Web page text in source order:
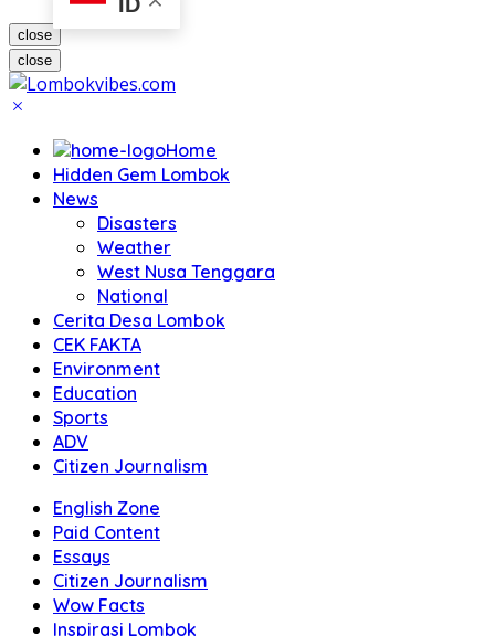
close
close
Home
Hidden Gem Lombok
News
Disasters
Weather
West Nusa Tenggara
National
Cerita Desa Lombok
CEK FAKTA
Environment
Education
Sports
ADV
Citizen Journalism
English Zone
Paid Content
Essays
Citizen Journalism
Wow Facts
Inspirasi Lombok